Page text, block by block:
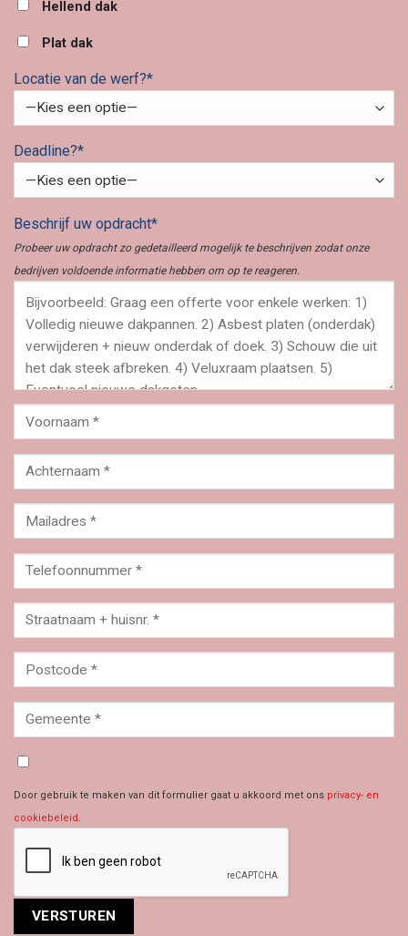
Hellend dak
Plat dak
Locatie van de werf?*
Deadline?*
Beschrijf uw opdracht*
Probeer uw opdracht zo gedetailleerd mogelijk te beschrijven zodat onze
bedrijven voldoende informatie hebben om op te reageren.
Door gebruik te maken van dit formulier gaat u akkoord met ons privacy- en
cookiebeleid .